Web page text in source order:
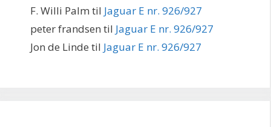
F. Willi Palm til Jaguar E nr. 926/927
peter frandsen til Jaguar E nr. 926/927
Jon de Linde til Jaguar E nr. 926/927